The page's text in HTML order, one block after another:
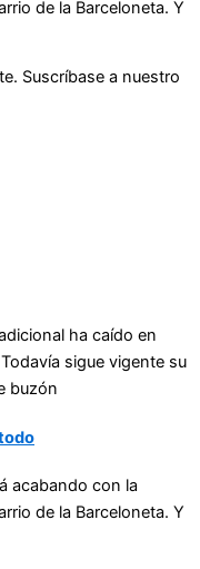
de la Barceloneta. Y
Suscríbase a nuestro
ha caído en
sigue vigente su
buzón
acabando con la
de la Barceloneta. Y